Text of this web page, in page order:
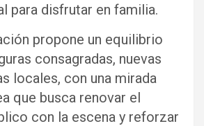
para disfrutar en familia.
propone un equilibrio
consagradas, nuevas
locales, con una mirada
que busca renovar el
con la escena y reforzar